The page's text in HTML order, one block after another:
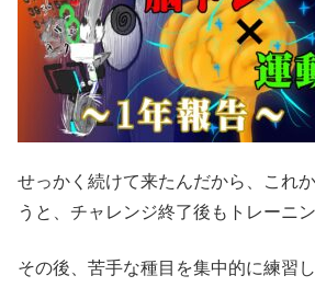
せっかく続けて来たんだから、これ
うと、チャレンジ終了後もトレーニ
その後、苦手な種目を集中的に練習